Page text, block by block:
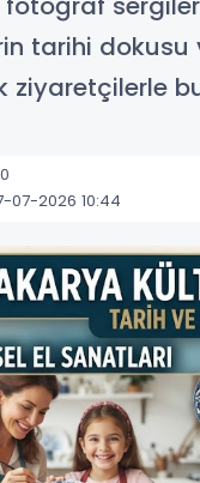
tarihi
ziyaretçilerle
07-2026 10:44